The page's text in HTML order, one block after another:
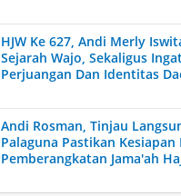
HJW Ke 627, Andi Merly
Sejarah Wajo, Sekaligus
Perjuangan Dan Identitas
Andi Rosman, Tinjau
Palaguna Pastikan
Pemberangkatan Jama'ah